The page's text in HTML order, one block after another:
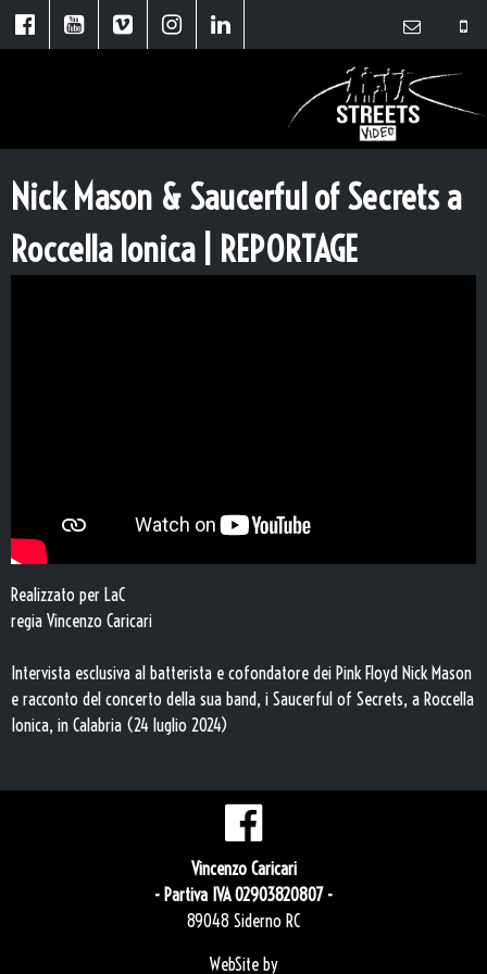
Nick Mason & Saucerful of Secrets a
Roccella Ionica | REPORTAGE
Realizzato per LaC
regia Vincenzo Caricari
Intervista esclusiva al batterista e cofondatore dei Pink Floyd Nick Mason
e racconto del concerto della sua band, i Saucerful of Secrets, a Roccella
Ionica, in Calabria (24 luglio 2024)
Vincenzo Caricari
- Partiva IVA 02903820807 -
89048 Siderno RC
WebSite by